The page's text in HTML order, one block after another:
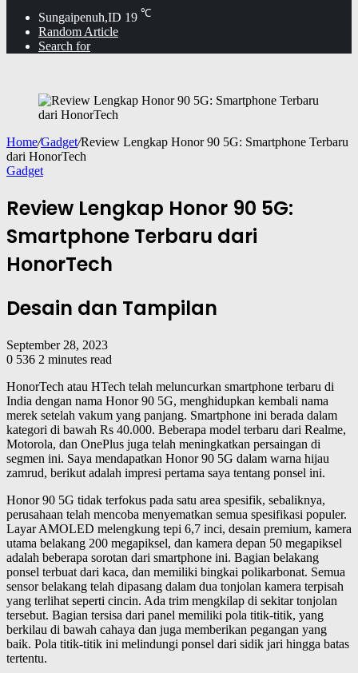
Sungaipenuh,ID 19 ℃
Random Article
Search for
Home/Gadget/Review Lengkap Honor 90 5G: Smartphone Terbaru
dari HonorTech
Gadget
Review Lengkap Honor 90 5G:
Smartphone Terbaru dari
HonorTech
Desain dan Tampilan
September 28, 2023
0 536 2 minutes read
HonorTech atau HTech telah meluncurkan smartphone terbaru di
India dengan nama Honor 90 5G, menghidupkan kembali nama
merek setelah vakum yang panjang. Smartphone ini berada dalam
kategori di bawah Rs 40.000. Beberapa model terbaru dari Realme,
Motorola, dan OnePlus juga telah meningkatkan persaingan di
segmen ini. Saya mendapatkan Honor 90 5G dalam warna hijau
zamrud, berikut adalah impresi pertama saya tentang ponsel ini.
Honor 90 5G tidak terfokus pada satu area spesifik, sebaliknya,
perusahaan telah mencoba menyematkan semua spesifikasi populer.
Layar AMOLED melengkung tepi 6,7 inci, desain premium, kamera
utama belakang 200 megapiksel, dan kamera depan 50 megapiksel
adalah beberapa sorotan dari smartphone ini. Bagian belakang
ponsel terbuat dari kaca, dan memiliki bingkai polikarbonat. Semua
sensor belakang telah dipasang dalam dua tonjolan kamera terpisah
yang terlihat seperti cincin. Ada trim mengkilap di sekitar tonjolan
tersebut. Bagian tersisa dari panel memiliki pola titik-titik, yang
berkilau di bawah cahaya dan juga memberikan pegangan yang
baik. Pola titik-titik ini melindungi ponsel dari sidik jari hingga batas
tertentu.